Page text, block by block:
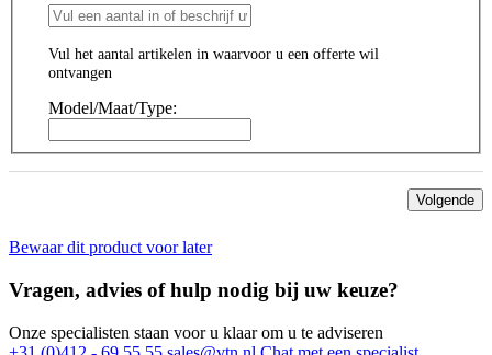
Vul het aantal artikelen in waarvoor u een offerte wil
ontvangen
Model/Maat/Type:
Volgende
Bewaar dit product voor later
Vragen, advies of hulp nodig bij uw keuze?
Onze specialisten staan voor u klaar om u te adviseren